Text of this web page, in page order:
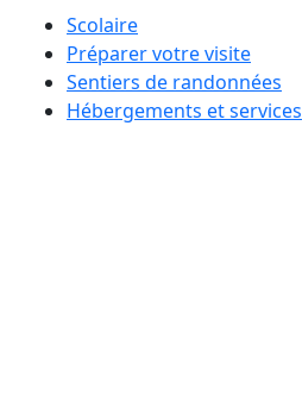
Scolaire
Préparer votre visite
Sentiers de randonnées
Hébergements et services